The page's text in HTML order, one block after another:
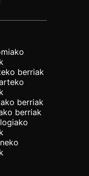
berriak
berriak
berriak